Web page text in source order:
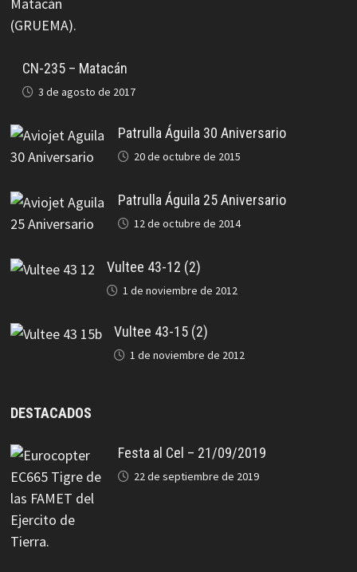
CN-235 – Matacán
3 de agosto de 2017
Patrulla Águila 30 Aniversario
20 de octubre de 2015
Patrulla Águila 25 Aniversario
12 de octubre de 2014
Vultee 43-12 (2)
1 de noviembre de 2012
Vultee 43-15 (2)
1 de noviembre de 2012
DESTACADOS
Festa al Cel – 21/09/2019
22 de septiembre de 2019